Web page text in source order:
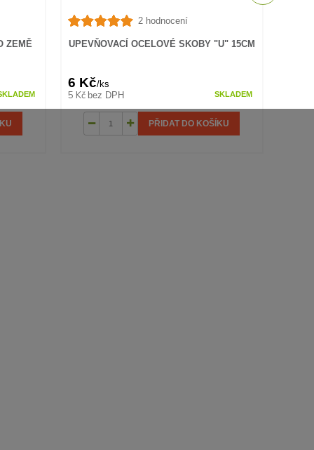
ZEMĚ
2 hodnocení
UPEVŇOVACÍ OCELOVÉ SKOBY "U" 15CM
6 Kč/ks
5 Kč bez DPH SKLADEM
PŘIDAT DO KOŠÍKU